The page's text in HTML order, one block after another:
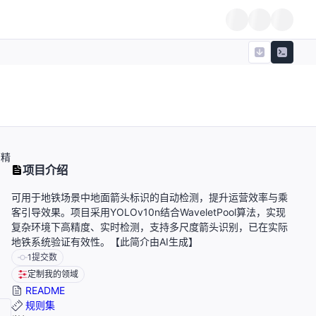
项目介绍
可用于地铁场景中地面箭头标识的自动检测，提升运营效率与乘
客引导效果。项目采用YOLOv10n结合WaveletPool算法，实现
复杂环境下高精度、实时检测，支持多尺度箭头识别，已在实际
地铁系统验证有效性。【此简介由AI生成】
1提交数
定制我的领域
README
规则集